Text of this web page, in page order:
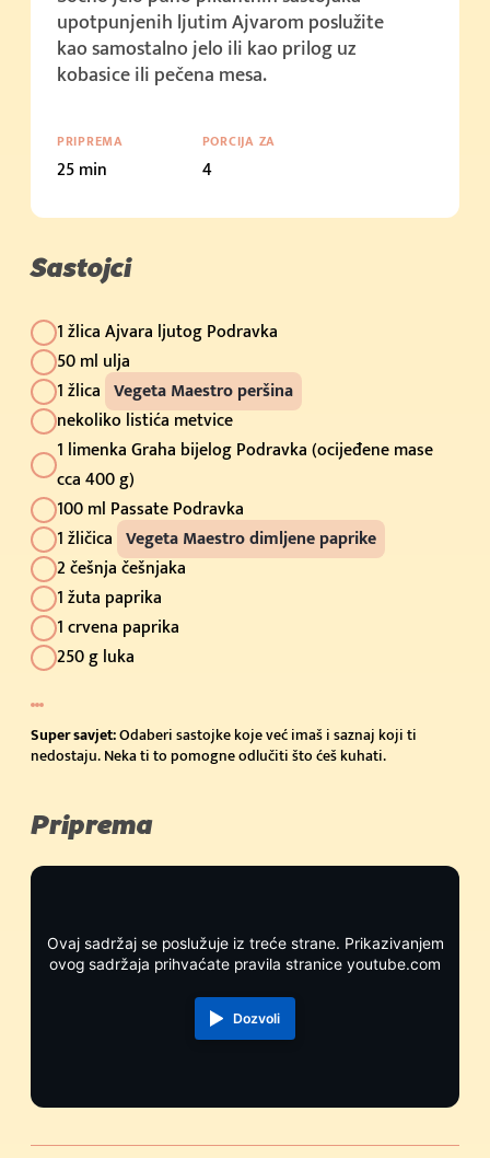
upotpunjenih ljutim Ajvarom poslužite
kao samostalno jelo ili kao prilog uz
kobasice ili pečena mesa.
PRIPREMA
25 min
PORCIJA ZA
4
Sastojci
1 žlica Ajvara ljutog Podravka
50 ml ulja
1 žlica Vegeta Maestro peršina
nekoliko listića metvice
1 limenka Graha bijelog Podravka (ocijeđene mase
cca 400 g)
100 ml Passate Podravka
1 žličica Vegeta Maestro dimljene paprike
2 češnja češnjaka
1 žuta paprika
1 crvena paprika
250 g luka
Super savjet:Odaberi sastojke koje već imaš i saznaj koji ti
nedostaju. Neka ti to pomogne odlučiti što ćeš kuhati.
Priprema
Ovaj sadržaj se poslužuje iz treće strane. Prikazivanjem
ovog sadržaja prihvaćate pravila stranice youtube.com
Dozvoli